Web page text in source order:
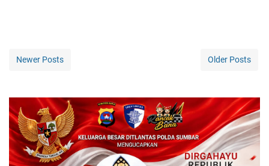
Newer Posts Older Posts